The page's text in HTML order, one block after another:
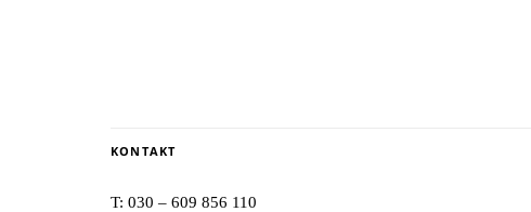
KONTAKT
T: 030 – 609 856 110